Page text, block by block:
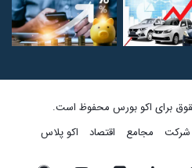
شرکت مجامع اقتصاد اکو پلاس